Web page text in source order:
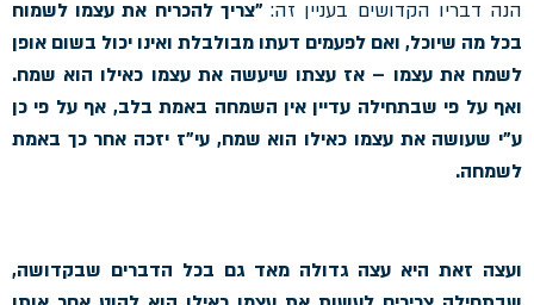
הנה דבריו הקדושים בעניין זה:"צריך להכריח את עצמו לשמוח
בכל מה שיוכל, ואם לפעמים דעתו מבולבלת ואינו יכול בשום אופן
לשמח את עצמו – אז עצתו שיעשה את עצמו כאילו הוא שמח.
ואף על פי שבתחילה עדיין אין השמחה באמת בלב, אף על פי כן
ע"י שעושה את עצמו כאילו הוא שמח, עי"ז יזכה אחר כך באמת
לשמחה.
ועצה זאת היא עצה גדולה מאד גם בכל הדברים שבקדושה,